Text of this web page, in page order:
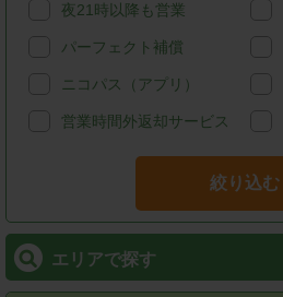
夜21時以降も営業
パーフェクト補償
ニコパス（アプリ）
営業時間外返却サービス
絞り込む
エリアで探す